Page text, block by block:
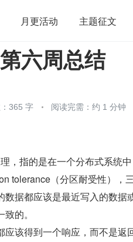
月更活动 主题征文
OpenHarmony 算法
六周总结
365 字 阅读完需：约 1 分钟
，指的是在一个分布式系统
tolerance（分区耐受性），
数据都应该是最近写入的数据
的。
应该得到一个响应，而不是返